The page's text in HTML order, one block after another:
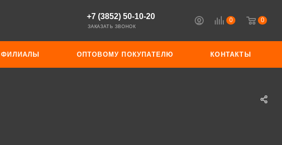
0 0
+7 (3852) 50-10-20
ЗАКАЗАТЬ ЗВОНОК
ФИЛИАЛЫ ОПТОВОМУ ПОКУПАТЕЛЮ КОНТАКТЫ